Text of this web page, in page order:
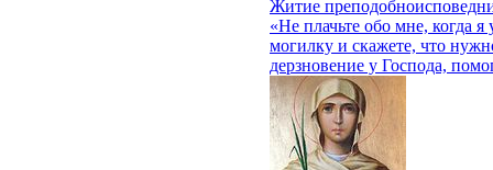
Житие
«Не плачьте обо мне, когда
могилку и скажете, что
дерзновение у Господа,